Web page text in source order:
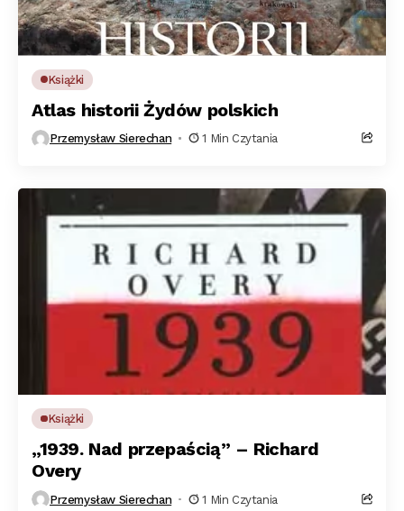
Książki
Atlas historii Żydów polskich
Przemysław Sierechan 1 Min Czytania
Książki
„1939. Nad przepaścią” – Richard
Overy
Przemysław Sierechan 1 Min Czytania